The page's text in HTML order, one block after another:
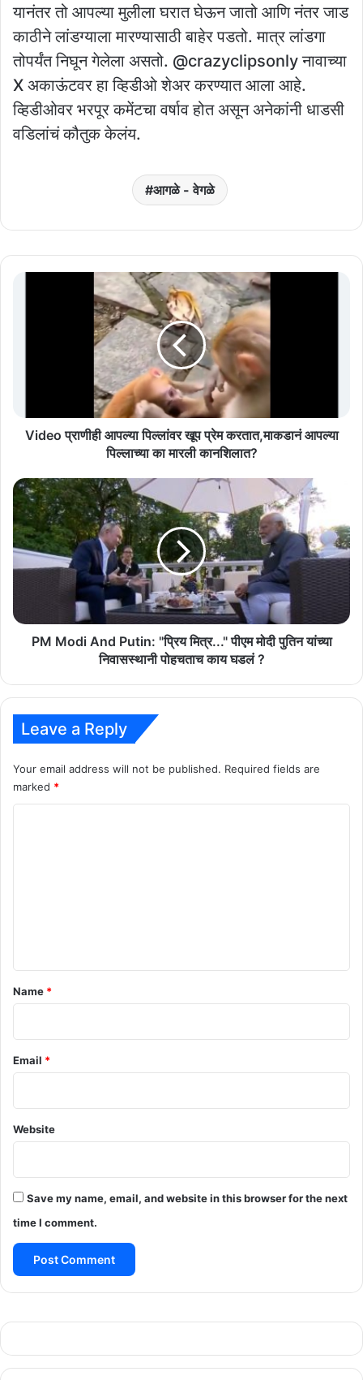
यानंतर तो आपल्या मुलीला घरात घेऊन जातो आणि नंतर जाड
काठीने लांडग्याला मारण्यासाठी बाहेर पडतो. मात्र लांडगा
तोपर्यंत निघून गेलेला असतो. @crazyclipsonly नावाच्या
X अकाऊंटवर हा व्हिडीओ शेअर करण्यात आला आहे.
व्हिडीओवर भरपूर कमेंटचा वर्षाव होत असून अनेकांनी धाडसी
वडिलांचं कौतुक केलंय.
आगळे - वेगळे
पिल्लाच्या
Video प्राणीही आपल्या पिल्लांवर खूप प्रेम करतात,माकडानं आपल्या
पिल्लाच्या का मारली कानशिलात?
PM
Modi
And
Putin:
"प्रिय
मित्र..."
पुतिन
PM Modi And Putin: "प्रिय मित्र..." पीएम मोदी पुतिन यांच्या
निवासस्थानी पोहचताच काय घडलं ?
Leave a Reply
Your email address will not be published. Required fields are
marked *
*
Name *
Email *
Website
Save my name, email, and website in this browser for the next
time I comment.